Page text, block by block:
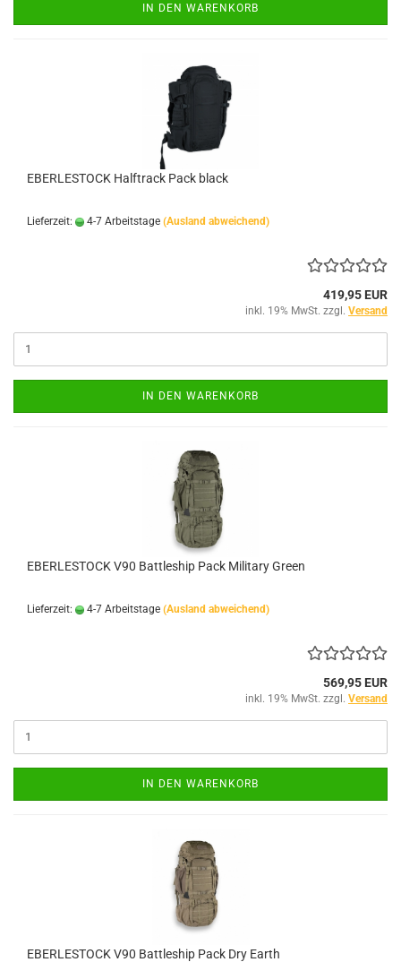
IN DEN WARENKORB
EBERLESTOCK Halftrack Pack black
Lieferzeit: 4-7 Arbeitstage (Ausland abweichend)
419,95 EUR
inkl. 19% MwSt. zzgl. Versand
IN DEN WARENKORB
EBERLESTOCK V90 Battleship Pack Military Green
Lieferzeit: 4-7 Arbeitstage (Ausland abweichend)
569,95 EUR
inkl. 19% MwSt. zzgl. Versand
IN DEN WARENKORB
EBERLESTOCK V90 Battleship Pack Dry Earth